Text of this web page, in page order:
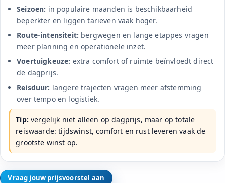
Seizoen: in populaire maanden is beschikbaarheid
beperkter en liggen tarieven vaak hoger.
Route-intensiteit: bergwegen en lange etappes vragen
meer planning en operationele inzet.
Voertuigkeuze: extra comfort of ruimte beïnvloedt direct
de dagprijs.
Reisduur: langere trajecten vragen meer afstemming
over tempo en logistiek.
Tip: vergelijk niet alleen op dagprijs, maar op totale
reiswaarde: tijdswinst, comfort en rust leveren vaak de
grootste winst op.
Vraag jouw prijsvoorstel aan